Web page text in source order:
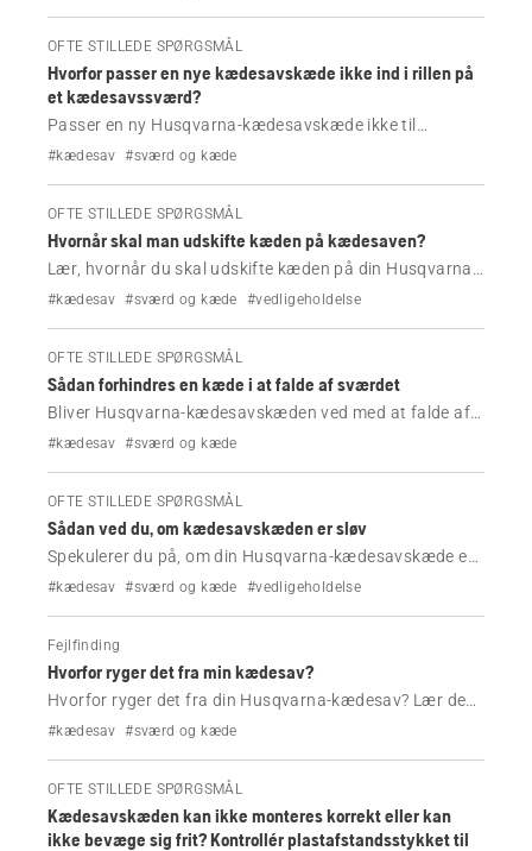
OFTE STILLEDE SPØRGSMÅL
Hvorfor passer en nye kædesavskæde ikke ind i rillen på
et kædesavssværd?
Passer en ny Husqvarna-kædesavskæde ikke til
sværdet? Lær, hvordan du kontrollerer en kædes
installationsproblemer.
#kædesav #sværd og kæde
OFTE STILLEDE SPØRGSMÅL
Hvornår skal man udskifte kæden på kædesaven?
Lær, hvornår du skal udskifte kæden på din Husqvarna-
kædesav, hvilke tegn på slitage du skal være
#kædesav #sværd og kæde #vedligeholdelse
OFTE STILLEDE SPØRGSMÅL
Sådan forhindres en kæde i at falde af sværdet
Bliver Husqvarna-kædesavskæden ved med at falde af
sværdet? Lær om de mest almindelige årsager, herunder
#kædesav #sværd og kæde
OFTE STILLEDE SPØRGSMÅL
Sådan ved du, om kædesavskæden er sløv
Spekulerer du på, om din Husqvarna-kædesavskæde er
sløv? Lær de almindelige tegn på en sløv kædesavskæde
#kædesav #sværd og kæde #vedligeholdelse
Fejlfinding
Hvorfor ryger det fra min kædesav?
Hvorfor ryger det fra din Husqvarna-kædesav? Lær de
mest almindelige årsager til røg fra motor, kæde og
#kædesav #sværd og kæde
OFTE STILLEDE SPØRGSMÅL
Kædesavskæden kan ikke monteres korrekt eller kan
ikke bevæge sig frit? Kontrollér plastafstandsstykket til